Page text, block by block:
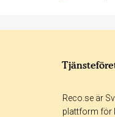
365
Reco.se är
plattform för